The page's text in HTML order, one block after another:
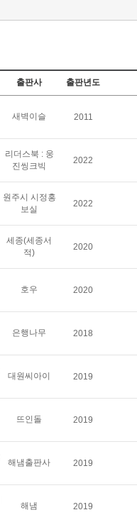
출판사 출판년도
새벽이슬 2011
리더스북 : 웅
진씽크빅
2022
원주시 시정홍
보실
2022
세종(세종서
적)
2020
호우 2020
은행나무 2018
대원씨아이 2019
뜨인돌 2019
해냄출판사 2019
해냄 2019